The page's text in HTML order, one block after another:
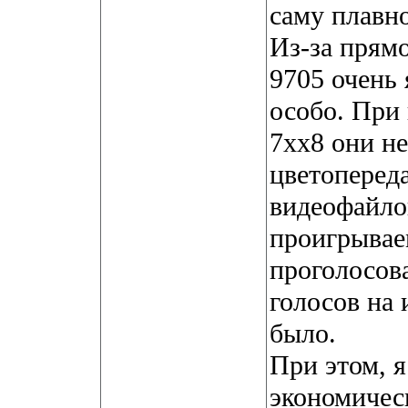
саму
Из-за
9705 очень
особо. При
7хх8 они
голосов на
было.
При этом,